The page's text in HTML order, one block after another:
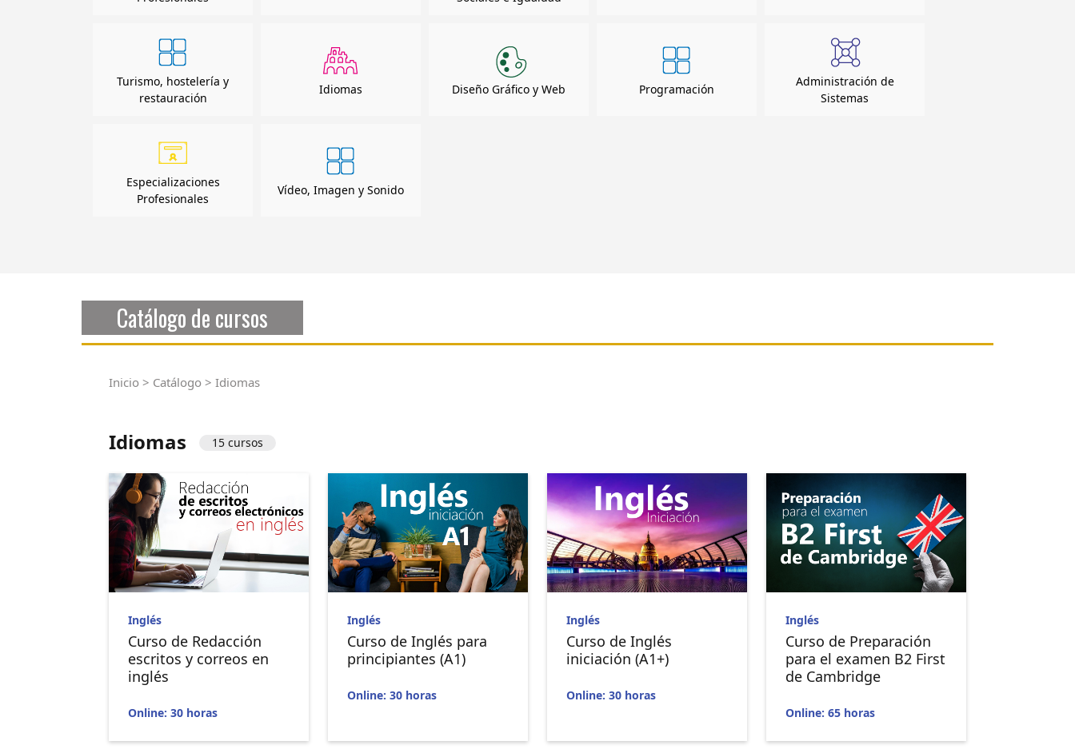
Turismo, hostelería y
restauración
Idiomas Diseño Gráfico y Web Programación
Administración de
Sistemas
Especializaciones
Profesionales
Vídeo, Imagen y Sonido
Catálogo de cursos
Inicio > Catálogo > Idiomas
Idiomas 15 cursos
Inglés
Curso de Redacción
escritos y correos en
inglés
Online: 30 horas
Inglés
Curso de Inglés para
principiantes (A1)
Online: 30 horas
Inglés
Curso de Inglés
iniciación (A1+)
Online: 30 horas
Inglés
Curso de Preparación
para el examen B2 First
de Cambridge
Online: 65 horas